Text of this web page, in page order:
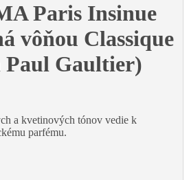
Paris Insinue
vôňou Classique
Paul Gaultier)
a kvetinových tónov vedie k
parfému.